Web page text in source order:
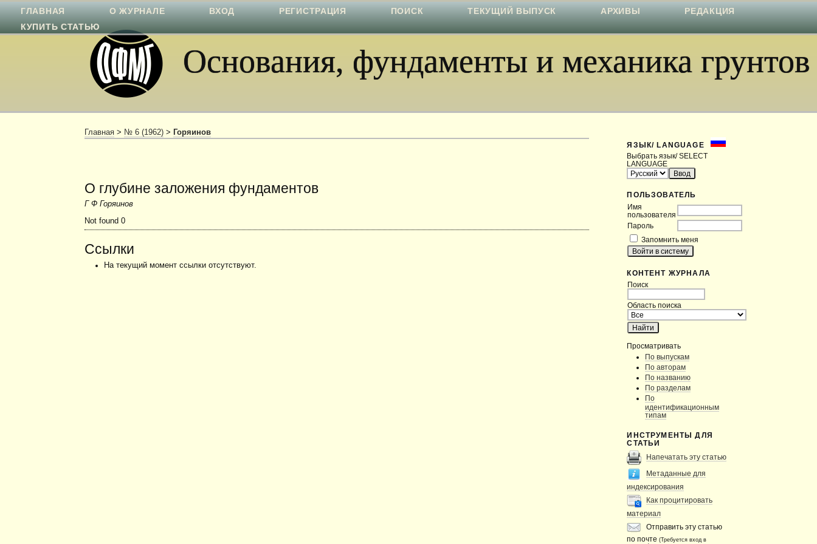
Основания, фундаменты и механика грунтов
ЯЗЫК/ LANGUAGE
Выбрать язык/ SELECT
LANGUAGE
ПОЛЬЗОВАТЕЛЬ
Имя
пользователя
Пароль
Запомнить меня
КОНТЕНТ ЖУРНАЛА
Поиск
Область поиска
Просматривать
По выпускам
По авторам
По названию
По разделам
По
идентификационным
типам
ИНСТРУМЕНТЫ ДЛЯ
СТАТЬИ
Напечатать эту статью
Метаданные для
индексирования
Как процитировать
материал
Отправить эту статью
по почте(Требуется вход в
ГЛАВНАЯ О ЖУРНАЛЕ ВХОД РЕГИСТРАЦИЯ ПОИСК ТЕКУЩИЙ ВЫПУСК АРХИВЫ
РЕДАКЦИЯ
КУПИТЬ СТАТЬЮ
Главная > № 6 (1962) > Горяинов
О глубине заложения фундаментов
Г Ф Горяинов
Not found 0
Ссылки
На текущий момент ссылки отсутствуют.